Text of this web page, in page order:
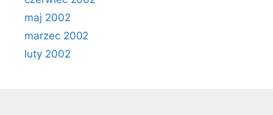
maj 2002
marzec 2002
luty 2002